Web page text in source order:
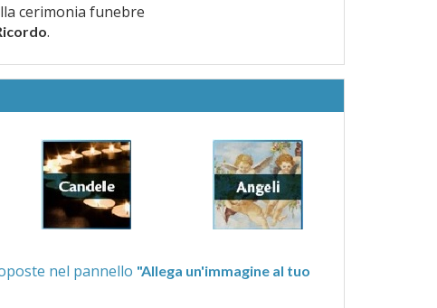
cerimonia funebre
.
tra quelle proposte nel pannello "Allega un'immagine al tuo